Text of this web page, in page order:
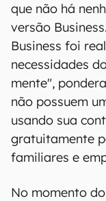
que não há
versão
Business foi
necessidades
mente",
não possuem
usando sua
gratuitamente
familiares e
No momento